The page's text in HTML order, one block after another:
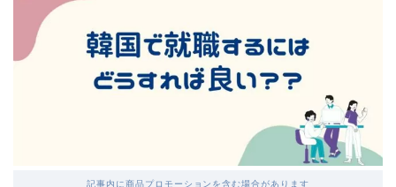
記事内に商品プロモーションを含む場合があります